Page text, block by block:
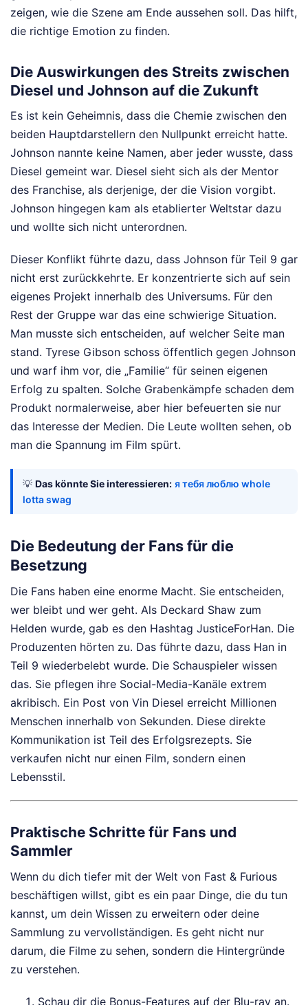
zeigen, wie die Szene am Ende aussehen soll. Das hilft,
die richtige Emotion zu finden.
Die Auswirkungen des Streits zwischen
Diesel und Johnson auf die Zukunft
Es ist kein Geheimnis, dass die Chemie zwischen den
beiden Hauptdarstellern den Nullpunkt erreicht hatte.
Johnson nannte keine Namen, aber jeder wusste, dass
Diesel gemeint war. Diesel sieht sich als der Mentor
des Franchise, als derjenige, der die Vision vorgibt.
Johnson hingegen kam als etablierter Weltstar dazu
und wollte sich nicht unterordnen.
Dieser Konflikt führte dazu, dass Johnson für Teil 9 gar
nicht erst zurückkehrte. Er konzentrierte sich auf sein
eigenes Projekt innerhalb des Universums. Für den
Rest der Gruppe war das eine schwierige Situation.
Man musste sich entscheiden, auf welcher Seite man
stand. Tyrese Gibson schoss öffentlich gegen Johnson
und warf ihm vor, die „Familie“ für seinen eigenen
Erfolg zu spalten. Solche Grabenkämpfe schaden dem
Produkt normalerweise, aber hier befeuerten sie nur
das Interesse der Medien. Die Leute wollten sehen, ob
man die Spannung im Film spürt.
💡 Das könnte Sie interessieren: я тебя люблю whole
lotta swag
Die Bedeutung der Fans für die
Besetzung
Die Fans haben eine enorme Macht. Sie entscheiden,
wer bleibt und wer geht. Als Deckard Shaw zum
Helden wurde, gab es den Hashtag JusticeForHan. Die
Produzenten hörten zu. Das führte dazu, dass Han in
Teil 9 wiederbelebt wurde. Die Schauspieler wissen
das. Sie pflegen ihre Social-Media-Kanäle extrem
akribisch. Ein Post von Vin Diesel erreicht Millionen
Menschen innerhalb von Sekunden. Diese direkte
Kommunikation ist Teil des Erfolgsrezepts. Sie
verkaufen nicht nur einen Film, sondern einen
Lebensstil.
Praktische Schritte für Fans und
Sammler
Wenn du dich tiefer mit der Welt von Fast & Furious
beschäftigen willst, gibt es ein paar Dinge, die du tun
kannst, um dein Wissen zu erweitern oder deine
Sammlung zu vervollständigen. Es geht nicht nur
darum, die Filme zu sehen, sondern die Hintergründe
zu verstehen.
Schau dir die Bonus-Features auf der Blu-ray an.